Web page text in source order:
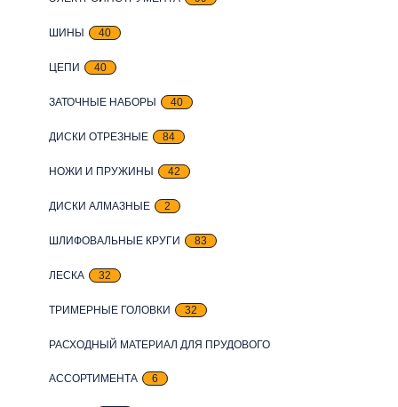
ШИНЫ 40
ЦЕПИ 40
ЗАТОЧНЫЕ НАБОРЫ 40
ДИСКИ ОТРЕЗНЫЕ 84
НОЖИ И ПРУЖИНЫ 42
ДИСКИ АЛМАЗНЫЕ 2
ШЛИФОВАЛЬНЫЕ КРУГИ 83
ЛЕСКА 32
ТРИМЕРНЫЕ ГОЛОВКИ 32
РАСХОДНЫЙ МАТЕРИАЛ ДЛЯ ПРУДОВОГО
АССОРТИМЕНТА 6